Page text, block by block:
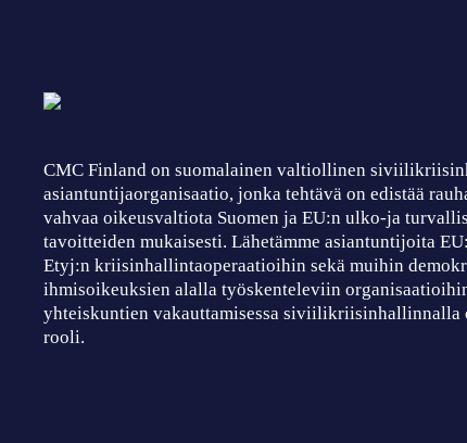
CMC Finland on suomalainen valtiollinen
asiantuntijaorganisaatio, jonka tehtävä on edistää
vahvaa oikeusvaltiota Suomen ja EU:n ulko-ja
tavoitteiden mukaisesti. Lähetämme asiantuntijoita
Etyj:n kriisinhallintaoperaatioihin sekä muihin
ihmisoikeuksien alalla työskenteleviin
yhteiskuntien vakauttamisessa siviilikriisinhallinnalla
rooli.